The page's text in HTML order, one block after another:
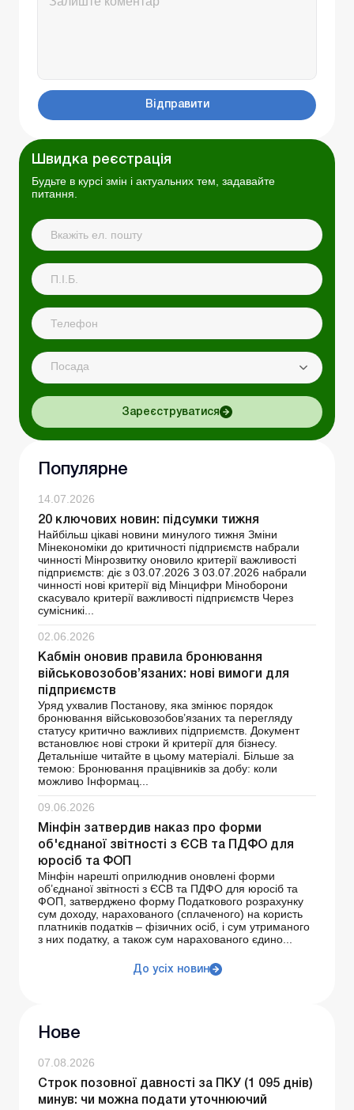
Відправити
Швидка реєстрація
Будьте в курсі змін і актуальних тем, задавайте
питання.
Посада
Зареєструватися
Популярне
14.07.2026
20 ключових новин: підсумки тижня
Найбільш цікаві новини минулого тижня Зміни
Мінекономіки до критичності підприємств набрали
чинності Мінрозвитку оновило критерії важливості
підприємств: діє з 03.07.2026 З 03.07.2026 набрали
чинності нові критерії від Мінцифри Міноборони
скасувало критерії важливості підприємств Через
сумісникі...
02.06.2026
Кабмін оновив правила бронювання
військовозобов’язаних: нові вимоги для
підприємств
Уряд ухвалив Постанову, яка змінює порядок
бронювання військовозобов’язаних та перегляду
статусу критично важливих підприємств. Документ
встановлює нові строки й критерії для бізнесу.
Детальніше читайте в цьому матеріалі. Більше за
темою: Бронювання працівників за добу: коли
можливо Інформац...
09.06.2026
Мінфін затвердив наказ про форми
об'єднаної звітності з ЄСВ та ПДФО для
юросіб та ФОП
Мінфін нарешті оприлюднив оновлені форми
об’єднаної звітності з ЄСВ та ПДФО для юросіб та
ФОП, затверджено форму Податкового розрахунку
сум доходу, нарахованого (сплаченого) на користь
платників податків – фізичних осіб, і сум утриманого
з них податку, а також сум нарахованого єдино...
До усіх новин
Нове
07.08.2026
Строк позовної давності за ПКУ (1 095 днів)
минув: чи можна подати уточнюючий